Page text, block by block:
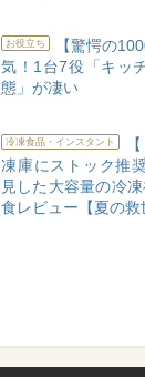
お役立ち
【驚愕の
気！1台7役「キッ
態」が凄い
冷凍食品・インスタント
凍庫にストック推
見した大容量の冷
食レビュー【夏の救